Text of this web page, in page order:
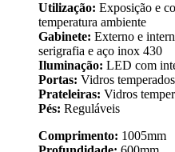
Utilização: Exposição e
temperatura ambiente
Gabinete: Externo e
serigrafia e aço inox 430
Iluminação: LED com
Portas: Vidros
Prateleiras: Vidros
Pés: Reguláveis
Comprimento: 1005mm